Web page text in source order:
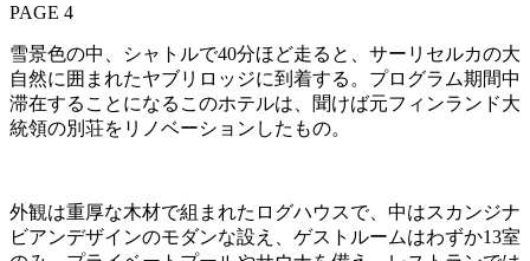
PAGE 4
雪景色の中、シャトルで40分ほど走ると、サーリセルカの大
自然に囲まれたヤブリロッジに到着する。プログラム期間中
滞在することになるこのホテルは、聞けば元フィンランド大
統領の別荘をリノベーションしたもの。
外観は重厚な木材で組まれたログハウスで、中はスカンジナ
ビアンデザインのモダンな設え、ゲストルームはわずか13室